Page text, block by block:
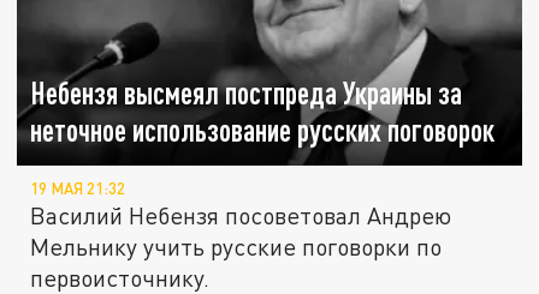
Небензя высмеял постпреда Украины за
неточное использование русских поговорок
19 МАЯ 21:32
Василий Небензя посоветовал Андрею
Мельнику учить русские поговорки по
первоисточнику.